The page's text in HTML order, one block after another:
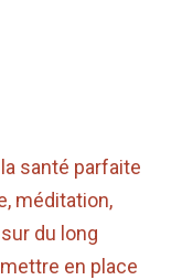
santé parfaite
méditation,
du long
en place